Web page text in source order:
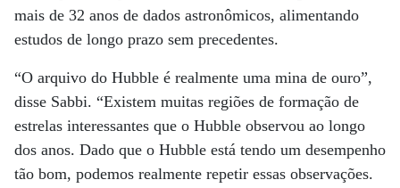
mais de 32 anos de dados astronômicos, alimentando
estudos de longo prazo sem precedentes.
“O arquivo do Hubble é realmente uma mina de ouro”,
disse Sabbi. “Existem muitas regiões de formação de
estrelas interessantes que o Hubble observou ao longo
dos anos. Dado que o Hubble está tendo um desempenho
tão bom, podemos realmente repetir essas observações.